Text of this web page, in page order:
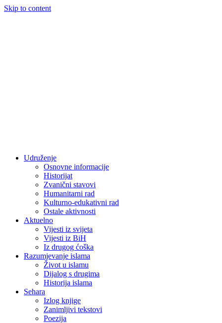
Skip to content
Udruženje
Osnovne informacije
Historijat
Zvanični stavovi
Humanitarni rad
Kulturno-edukativni rad
Ostale aktivnosti
Aktuelno
Vijesti iz svijeta
Vijesti iz BiH
Iz drugog ćoška
Razumjevanje islama
Život u islamu
Dijalog s drugima
Historija islama
Sehara
Izlog knjige
Zanimljivi tekstovi
Poezija